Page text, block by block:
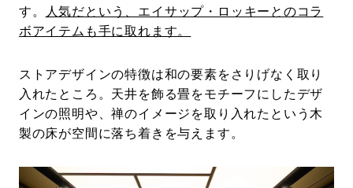
す。
人気だという、エイサップ・ロッキーとのコラ
ボアイテムも手に取れます。
ストアデザインの特徴は和の要素をさりげなく取り
入れたところ。天井を飾る畳をモチーフにしたデザ
インの照明や、禅のイメージを取り入れたという木
製の床が空間に落ち着きを与えます。